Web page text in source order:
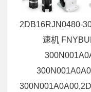
2DB16RJN0480-
速机